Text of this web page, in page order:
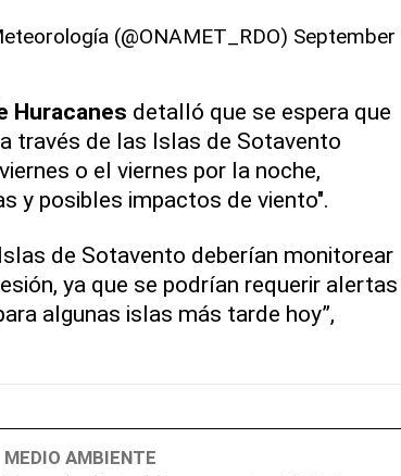
(@ONAMET_RDO) September
Huracanes detalló que se espera que
través de las Islas de Sotavento
o el viernes por la noche,
y posibles impactos de viento".
de Sotavento deberían monitorear
ya que se podrían requerir alertas
algunas islas más tarde hoy”,
MEDIO AMBIENTE